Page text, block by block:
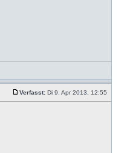
Verfasst: Di 9. Apr 2013, 12:55